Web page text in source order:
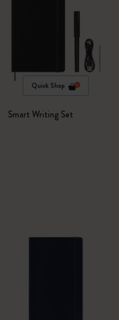
Quick Shop
Smart Writing Set